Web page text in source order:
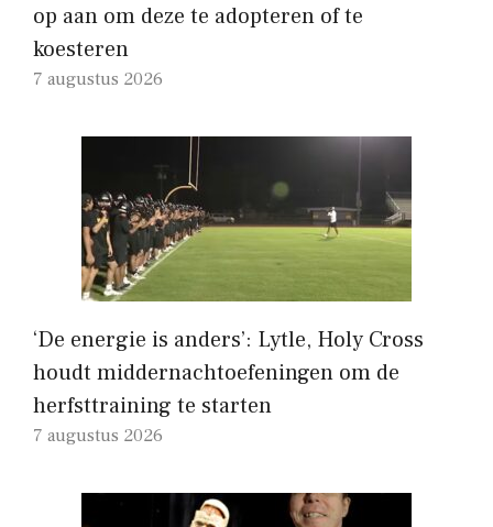
op aan om deze te adopteren of te
koesteren
7 augustus 2026
‘De energie is anders’: Lytle, Holy Cross
houdt middernachtoefeningen om de
herfsttraining te starten
7 augustus 2026